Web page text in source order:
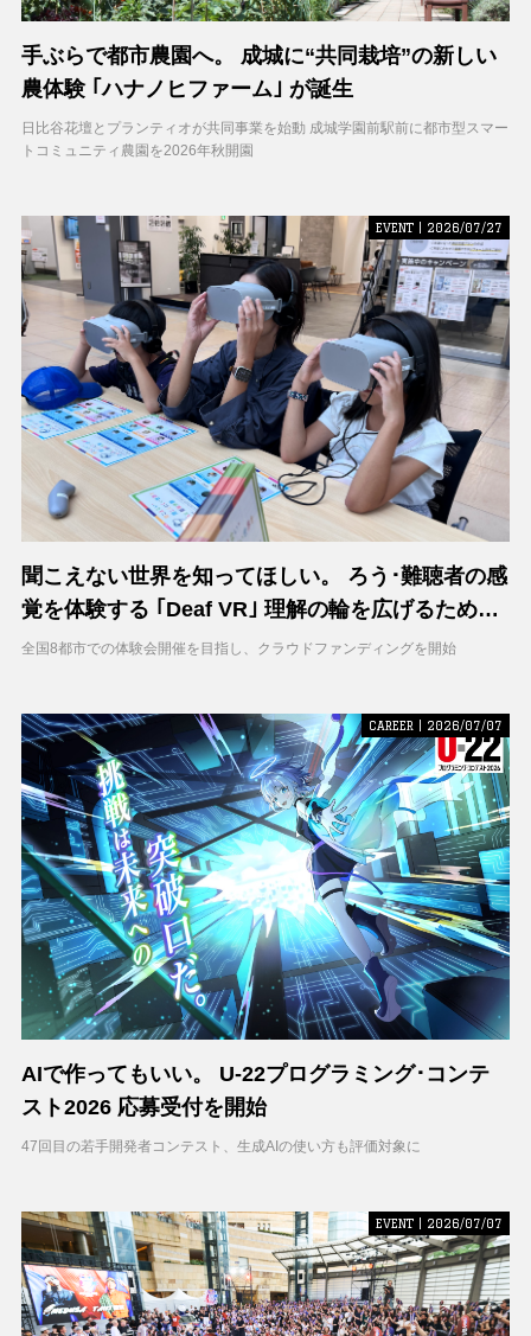
手ぶらで都市農園へ。 成城に“共同栽培”の新しい
農体験 ｢ハナノヒファーム｣ が誕生
日比谷花壇とプランティオが共同事業を始動 成城学園前駅前に都市型スマー
トコミュニティ農園を2026年秋開園
EVENT | 2026/07/27
聞こえない世界を知ってほしい。 ろう･難聴者の感
覚を体験する ｢Deaf VR｣ 理解の輪を広げるため支
援募集を開始
全国8都市での体験会開催を目指し、クラウドファンディングを開始
CAREER | 2026/07/07
AIで作ってもいい。 U-22プログラミング･コンテ
スト2026 応募受付を開始
47回目の若手開発者コンテスト、生成AIの使い方も評価対象に
EVENT | 2026/07/07